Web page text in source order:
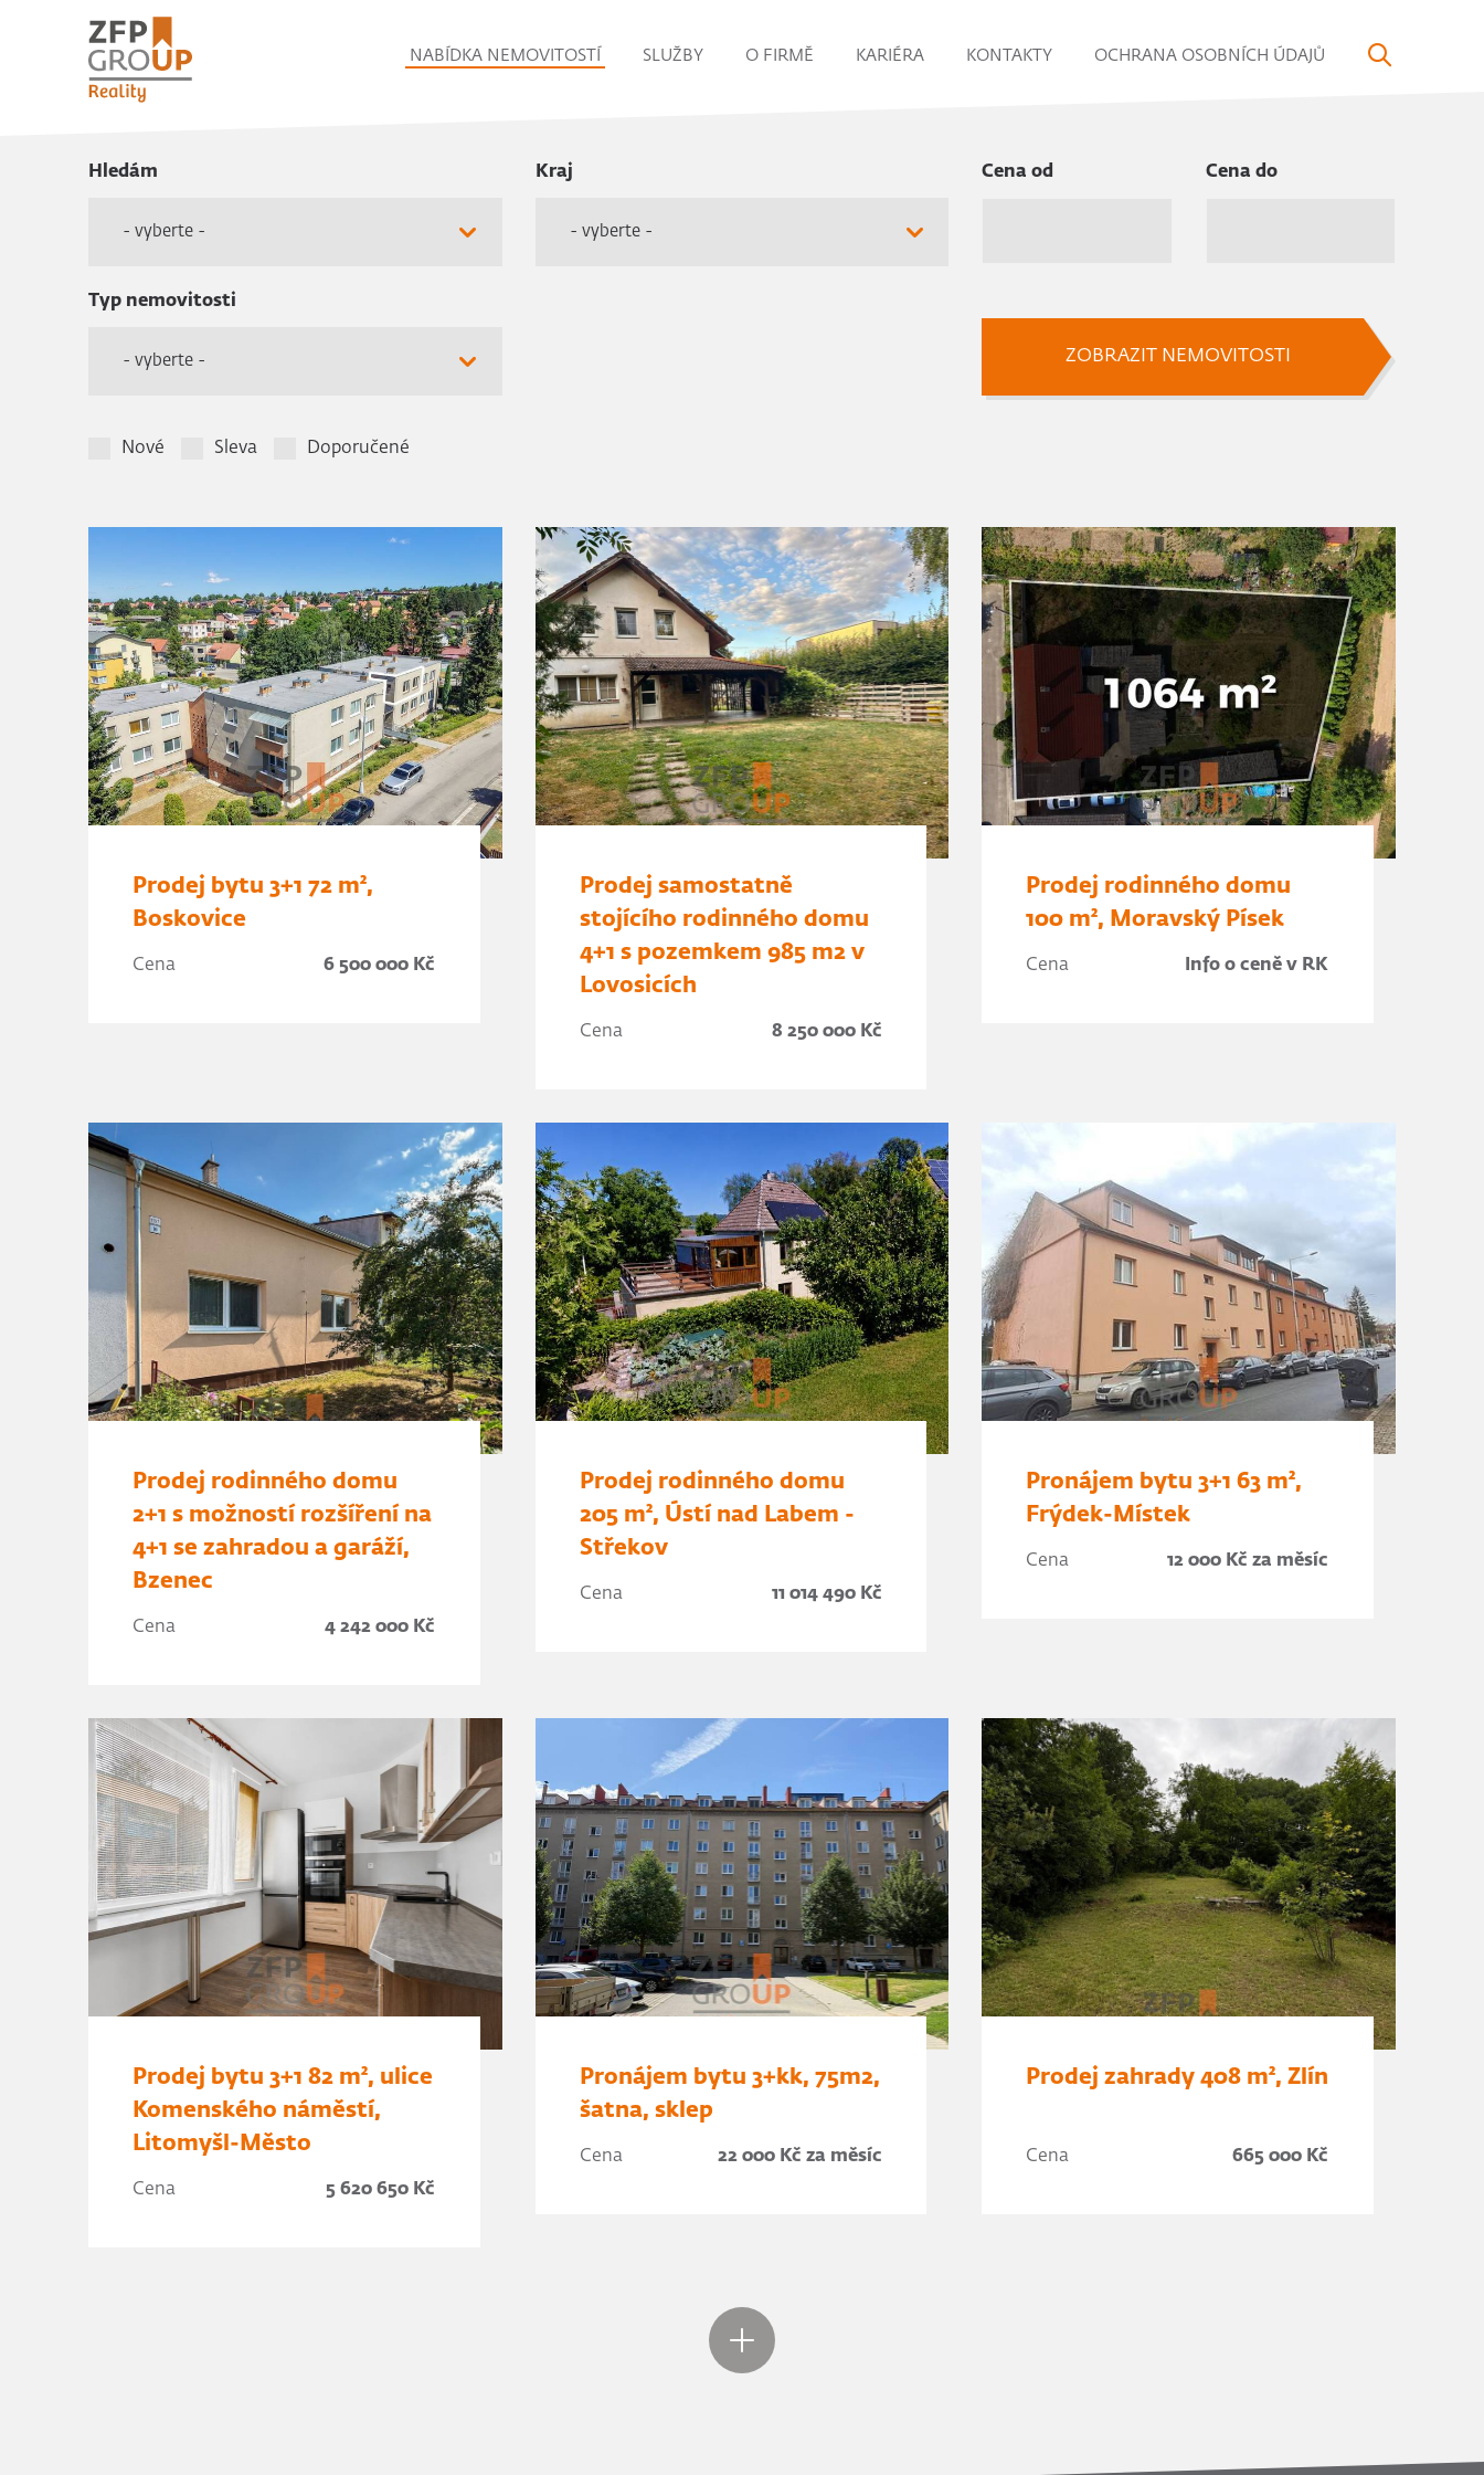
NABÍDKA NEMOVITOSTÍ SLUŽBY O FIRMĚ KARIÉRA KONTAKTY OCHRANA OSOBNÍCH ÚDAJŮ
Hledám
- vyberte -
Kraj
- vyberte -
Cena od Cena do
Typ nemovitosti
- vyberte -
Nové Sleva Doporučené
ZOBRAZIT NEMOVITOSTI
Prodej bytu 3+1 72 m²,
Boskovice
Cena 6 500 000 Kč
Prodej samostatně
stojícího rodinného domu
4+1 s pozemkem 985 m2 v
Lovosicích
Cena 8 250 000 Kč
Prodej rodinného domu
100 m², Moravský Písek
Cena Info o ceně v RK
Prodej rodinného domu
2+1 s možností rozšíření na
4+1 se zahradou a garáží,
Bzenec
Cena 4 242 000 Kč
Prodej rodinného domu
205 m², Ústí nad Labem -
Střekov
Cena 11 014 490 Kč
Pronájem bytu 3+1 63 m²,
Frýdek-Místek
Cena 12 000 Kč za měsíc
Prodej bytu 3+1 82 m², ulice
Komenského náměstí,
Litomyšl-Město
Cena 5 620 650 Kč
Pronájem bytu 3+kk, 75m2,
šatna, sklep
Cena 22 000 Kč za měsíc
Prodej zahrady 408 m², Zlín
Cena 665 000 Kč